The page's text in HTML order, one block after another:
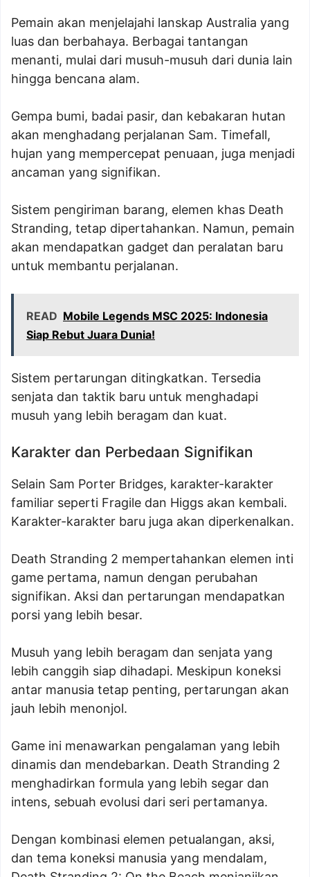
Pemain akan menjelajahi lanskap Australia yang
luas dan berbahaya. Berbagai tantangan
menanti, mulai dari musuh-musuh dari dunia lain
hingga bencana alam.
Gempa bumi, badai pasir, dan kebakaran hutan
akan menghadang perjalanan Sam. Timefall,
hujan yang mempercepat penuaan, juga menjadi
ancaman yang signifikan.
Sistem pengiriman barang, elemen khas Death
Stranding, tetap dipertahankan. Namun, pemain
akan mendapatkan gadget dan peralatan baru
untuk membantu perjalanan.
READ Mobile Legends MSC 2025: Indonesia
Siap Rebut Juara Dunia!
Sistem pertarungan ditingkatkan. Tersedia
senjata dan taktik baru untuk menghadapi
musuh yang lebih beragam dan kuat.
Karakter dan Perbedaan Signifikan
Selain Sam Porter Bridges, karakter-karakter
familiar seperti Fragile dan Higgs akan kembali.
Karakter-karakter baru juga akan diperkenalkan.
Death Stranding 2 mempertahankan elemen inti
game pertama, namun dengan perubahan
signifikan. Aksi dan pertarungan mendapatkan
porsi yang lebih besar.
Musuh yang lebih beragam dan senjata yang
lebih canggih siap dihadapi. Meskipun koneksi
antar manusia tetap penting, pertarungan akan
jauh lebih menonjol.
Game ini menawarkan pengalaman yang lebih
dinamis dan mendebarkan. Death Stranding 2
menghadirkan formula yang lebih segar dan
intens, sebuah evolusi dari seri pertamanya.
Dengan kombinasi elemen petualangan, aksi,
dan tema koneksi manusia yang mendalam,